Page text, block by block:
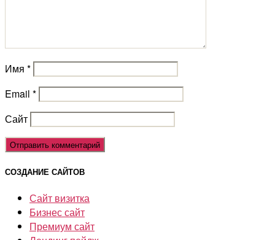
Имя *
Email *
Сайт
СОЗДАНИЕ САЙТОВ
Сайт визитка
Бизнес сайт
Премиум сайт